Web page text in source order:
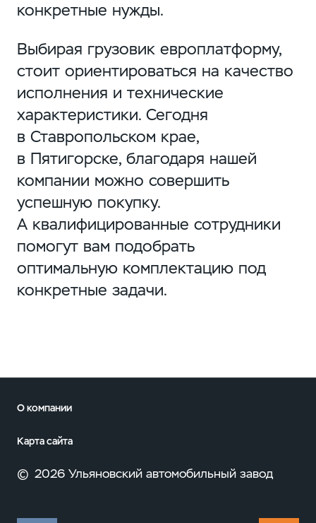
конкретные нужды.
Выбирая грузовик европлатформу,
стоит ориентироваться на качество
исполнения и технические
характеристики. Сегодня
в Ставропольском крае,
в Пятигорске, благодаря нашей
компании можно совершить
успешную покупку.
А квалифицированные сотрудники
помогут вам подобрать
оптимальную комплектацию под
конкретные задачи.
О компании
Карта сайта
© 2026 Ульяновский автомобильный завод